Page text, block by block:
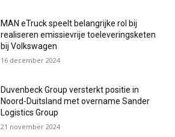
MAN eTruck speelt belangrijke rol bij
realiseren emissievrije toeleveringsketen
bij Volkswagen
16 december 2024
Duvenbeck Group versterkt positie in
Noord-Duitsland met overname Sander
Logistics Group
21 november 2024